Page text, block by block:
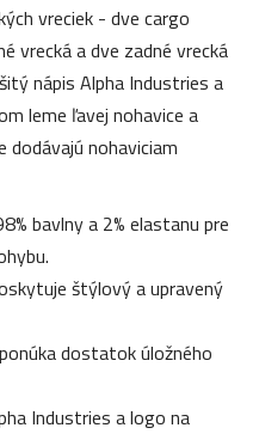
vreciek - dve cargo
vrecká a dve zadné vrecká
nápis Alpha Industries a
leme ľavej nohavice a
dodávajú nohaviciam
bavlny a 2% elastanu pre
štýlový a upravený
dostatok úložného
Industries a logo na